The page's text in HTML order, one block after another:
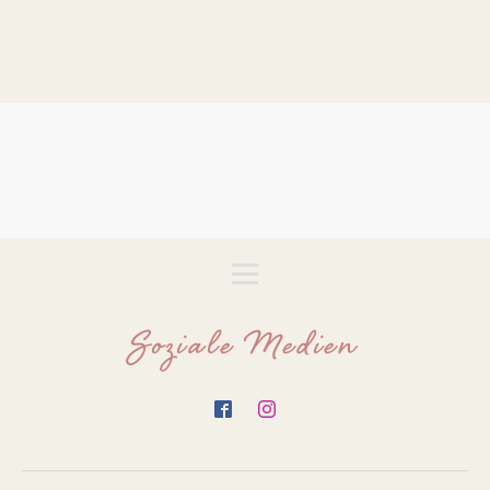
Soziale Medien